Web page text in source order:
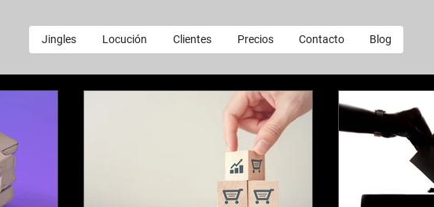
Jingles Locución Clientes Precios Contacto Blog